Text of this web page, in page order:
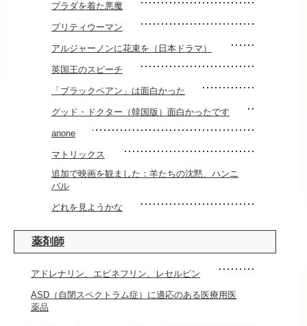
プラダを着た悪魔
プリティウーマン
アルジャーノンに花束を（日本ドラマ）
英国王のスピーチ
「ブラックペアン」は面白かった
グッド・ドクター（韓国版）面白かったです
anone
マトリックス
追加で映画を観ました：羊たちの沈黙、ハンニ
バル
どれを見ようかな
薬剤師
アドレナリン、エピネフリン、レセルピン
ASD（自閉スペクトラム症）に適応のある医療用医
薬品